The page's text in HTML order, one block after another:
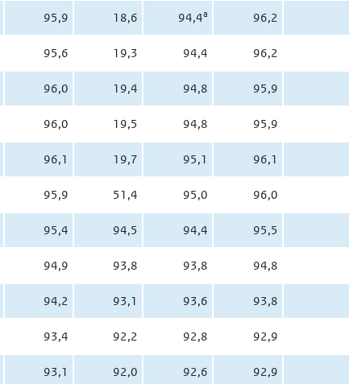
95,9 18,6 94,4a 96,2
95,6 19,3 94,4 96,2
96,0 19,4 94,8 95,9
96,0 19,5 94,8 95,9
96,1 19,7 95,1 96,1
95,9 51,4 95,0 96,0
95,4 94,5 94,4 95,5
94,9 93,8 93,8 94,8
94,2 93,1 93,6 93,8
93,4 92,2 92,8 92,9
93,1 92,0 92,6 92,9